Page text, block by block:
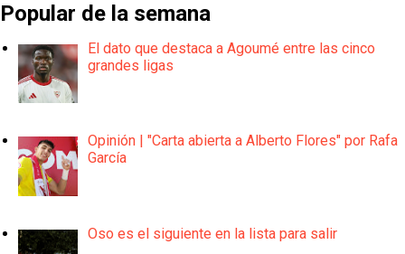
Popular de la semana
El dato que destaca a Agoumé entre las cinco
grandes ligas
Opinión | "Carta abierta a Alberto Flores" por Rafa
García
Oso es el siguiente en la lista para salir